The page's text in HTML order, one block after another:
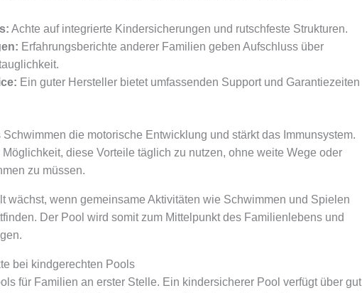
Achte auf integrierte Kindersicherungen und rutschfeste Strukturen.
Erfahrungsberichte anderer Familien geben Aufschluss über
Ein guter Hersteller bietet umfassenden Support und Garantiezeiten
Schwimmen die motorische Entwicklung und stärkt das Immunsystem.
diese Vorteile täglich zu nutzen, ohne weite Wege oder
zu müssen.
wächst, wenn gemeinsame Aktivitäten wie Schwimmen und Spielen
Der Pool wird somit zum Mittelpunkt des Familienlebens und
bei kindgerechten Pools
für Familien an erster Stelle. Ein kindersicherer Pool verfügt über gut